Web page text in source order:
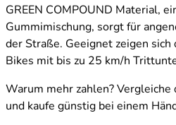
GREEN COMPOUND Material,
Gummimischung, sorgt für
der Straße. Geeignet zeigen sich
Bikes mit bis zu 25 km/h
Warum mehr zahlen?
und kaufe günstig bei einem